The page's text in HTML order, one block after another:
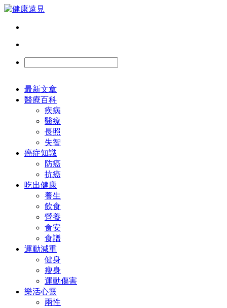
最新文章
醫療百科
疾病
醫療
長照
失智
癌症知識
防癌
抗癌
吃出健康
養生
飲食
營養
食安
食譜
運動減重
健身
瘦身
運動傷害
樂活心靈
兩性